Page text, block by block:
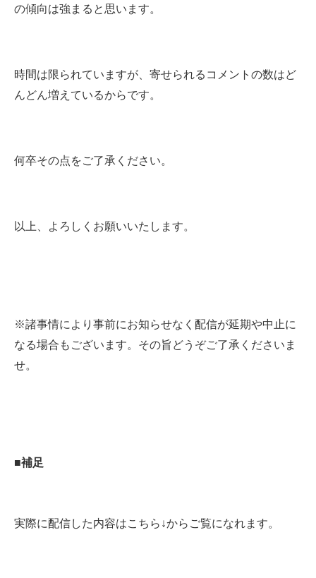
の傾向は強まると思います。
時間は限られていますが、寄せられるコメントの数はど
んどん増えているからです。
何卒その点をご了承ください。
以上、よろしくお願いいたします。
※諸事情により事前にお知らせなく配信が延期や中止に
なる場合もございます。その旨どうぞご了承くださいま
せ。
■補足
実際に配信した内容はこちら↓からご覧になれます。